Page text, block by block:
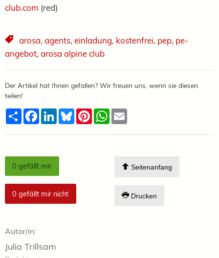
club.com (red)
arosa, agents, einladung, kostenfrei, pep, pe-
angebot, arosa alpine club
Der Artikel hat Ihnen gefallen? Wir freuen uns, wenn sie diesen
teilen!
TeilenFacebook
LinkedInBlueskyPinterestWhatsApp
0 gefällt mir
0 gefällt mir nicht
Seitenanfang
Drucken
Autor/in:
Julia Trillsam